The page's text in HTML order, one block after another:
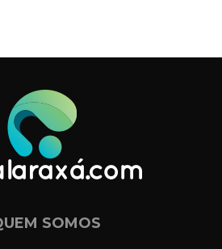
SOMOS